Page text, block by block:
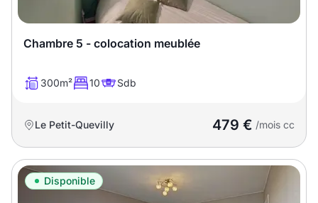
Chambre 5 - colocation meublée
300m² 10 Sdb
Le Petit-Quevilly 479 € /mois cc
Disponible